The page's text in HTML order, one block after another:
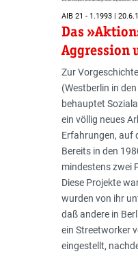
AIB 21 - 1.1993 |
Das
Aggression
Zur
(Westberlin in
behauptet
ein völlig neues
Erfahrungen, auf
Bereits in den
mindestens zwei
Diese Projekte
wurden von ihr
daß andere in
ein Streetworker
eingestellt,